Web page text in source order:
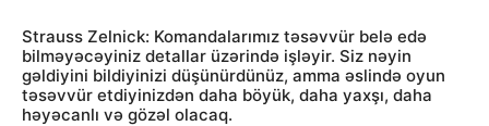
Strauss Zelnick: Komandalarımız təsəvvür belə edə
bilməyəcəyiniz detallar üzərində işləyir. Siz nəyin
gəldiyini bildiyinizi düşünürdünüz, amma əslində oyun
təsəvvür etdiyinizdən daha böyük, daha yaxşı, daha
həyəcanlı və gözəl olacaq.